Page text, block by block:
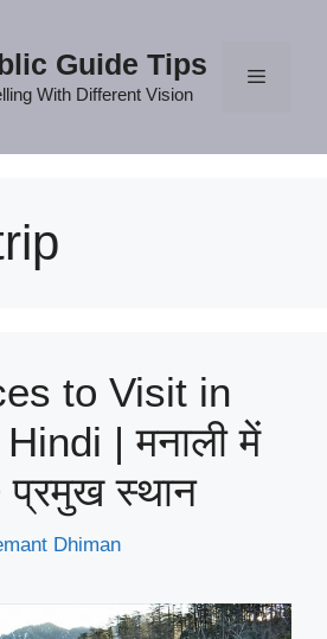
Guide Tips
With Different Vision
to Visit in
| मनाली में
स्थान
Dhiman